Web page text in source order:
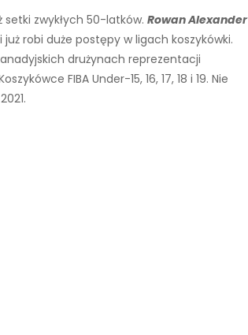
zwykłych 50-latków. Rowan Alexander
już robi duże postępy w ligach koszykówki.
drużynach reprezentacji
FIBA ​​Under-15, 16, 17, 18 i 19. Nie